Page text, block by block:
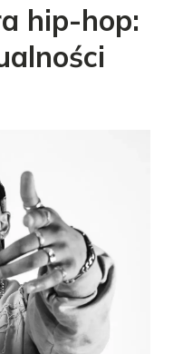
hip-hop: